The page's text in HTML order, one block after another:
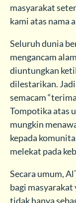
masyarakat
kami atas nama
Seluruh dunia
mengancam
diuntungkan
dilestarikan.
semacam
Tompotika atas
mungkin
kepada
melekat pada
Secara umum,
bagi masyarakat
tidak hanya